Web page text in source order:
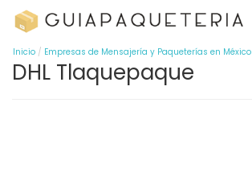
Inicio Empresas de Mensajería y Paqueterías en México
DHL Tlaquepaque